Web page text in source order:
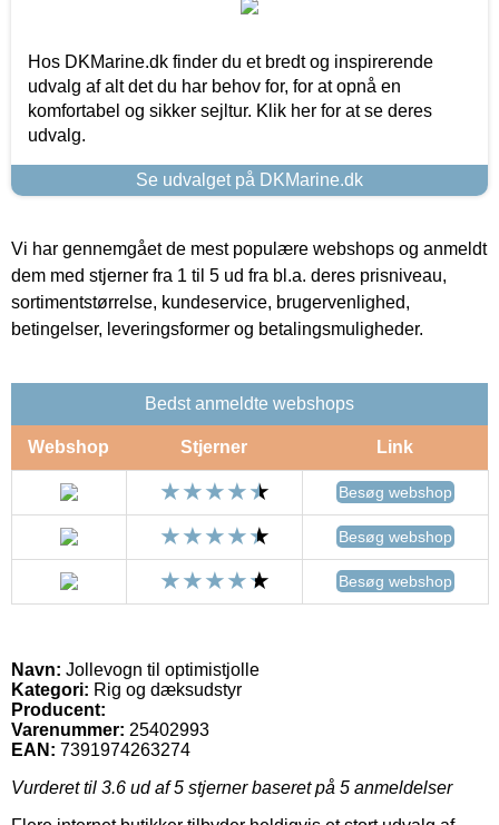
Hos DKMarine.dk finder du et bredt og inspirerende
udvalg af alt det du har behov for, for at opnå en
komfortabel og sikker sejltur. Klik her for at se deres
udvalg.
Se udvalget på DKMarine.dk
Vi har gennemgået de mest populære webshops og anmeldt
dem med stjerner fra 1 til 5 ud fra bl.a. deres prisniveau,
sortimentstørrelse, kundeservice, brugervenlighed,
betingelser, leveringsformer og betalingsmuligheder.
Bedst anmeldte webshops
Webshop Stjerner Link
Besøg webshop
Besøg webshop
Besøg webshop
Navn: Jollevogn til optimistjolle
Kategori: Rig og dæksudstyr
Producent:
Varenummer: 25402993
EAN: 7391974263274
Vurderet til 3.6 ud af 5 stjerner baseret på 5 anmeldelser